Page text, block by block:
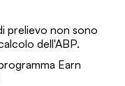
prelievo non sono
dell'ABP.
Earn